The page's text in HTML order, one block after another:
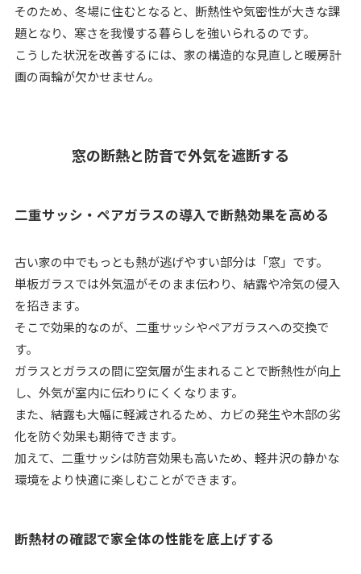
そのため、冬場に住むとなると、断熱性や気密性が大きな課
題となり、寒さを我慢する暮らしを強いられるのです。
こうした状況を改善するには、家の構造的な見直しと暖房計
画の両輪が欠かせません。
窓の断熱と防音で外気を遮断する
二重サッシ・ペアガラスの導入で断熱効果を高める
古い家の中でもっとも熱が逃げやすい部分は「窓」です。
単板ガラスでは外気温がそのまま伝わり、結露や冷気の侵入
を招きます。
そこで効果的なのが、二重サッシやペアガラスへの交換で
す。
ガラスとガラスの間に空気層が生まれることで断熱性が向上
し、外気が室内に伝わりにくくなります。
また、結露も大幅に軽減されるため、カビの発生や木部の劣
化を防ぐ効果も期待できます。
加えて、二重サッシは防音効果も高いため、軽井沢の静かな
環境をより快適に楽しむことができます。
断熱材の確認で家全体の性能を底上げする